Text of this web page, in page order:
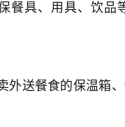
餐具、用具、饮品
外送餐食的保温箱